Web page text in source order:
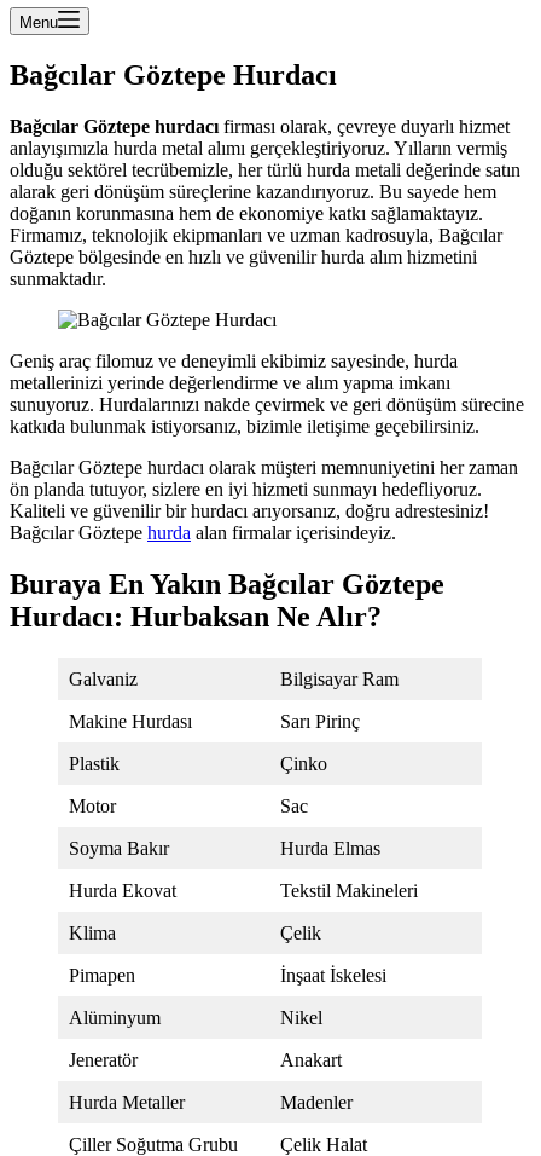
Menu
Bağcılar Göztepe Hurdacı
Bağcılar Göztepe hurdacı firması olarak, çevreye duyarlı hizmet
anlayışımızla hurda metal alımı gerçekleştiriyoruz. Yılların vermiş
olduğu sektörel tecrübemizle, her türlü hurda metali değerinde satın
alarak geri dönüşüm süreçlerine kazandırıyoruz. Bu sayede hem
doğanın korunmasına hem de ekonomiye katkı sağlamaktayız.
Firmamız, teknolojik ekipmanları ve uzman kadrosuyla, Bağcılar
Göztepe bölgesinde en hızlı ve güvenilir hurda alım hizmetini
sunmaktadır.
Geniş araç filomuz ve deneyimli ekibimiz sayesinde, hurda
metallerinizi yerinde değerlendirme ve alım yapma imkanı
sunuyoruz. Hurdalarınızı nakde çevirmek ve geri dönüşüm sürecine
katkıda bulunmak istiyorsanız, bizimle iletişime geçebilirsiniz.
Bağcılar Göztepe hurdacı olarak müşteri memnuniyetini her zaman
ön planda tutuyor, sizlere en iyi hizmeti sunmayı hedefliyoruz.
Kaliteli ve güvenilir bir hurdacı arıyorsanız, doğru adrestesiniz!
Bağcılar Göztepe hurda alan firmalar içerisindeyiz.
Buraya En Yakın Bağcılar Göztepe
Hurdacı: Hurbaksan Ne Alır?
Galvaniz Bilgisayar Ram
Makine Hurdası Sarı Pirinç
Plastik Çinko
Motor Sac
Soyma Bakır Hurda Elmas
Hurda Ekovat Tekstil Makineleri
Klima Çelik
Pimapen İnşaat İskelesi
Alüminyum Nikel
Jeneratör Anakart
Hurda Metaller Madenler
Çiller Soğutma Grubu Çelik Halat